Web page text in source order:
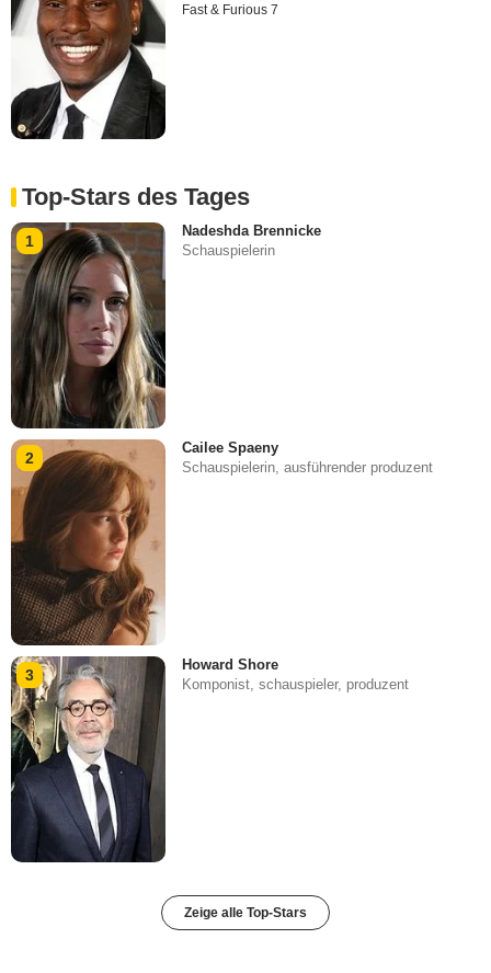
Fast & Furious 7
Top-Stars des Tages
1
Nadeshda Brennicke
Schauspielerin
2
Cailee Spaeny
Schauspielerin, ausführender produzent
3
Howard Shore
Komponist, schauspieler, produzent
Zeige alle Top-Stars